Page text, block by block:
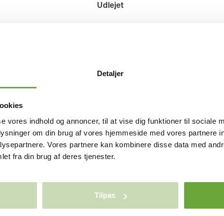
Detaljer
vores indhold og annoncer, til at vise dig funktioner til sociale
om din brug af vores hjemmeside med vores partnere
Vores partnere kan kombinere disse data med
fra din brug af deres tjenester.
Tilpas
Udlejet
rolige omfavnelse møder byens
rækkehuse. Her er ikke kun
udfolder sig i trygge
Boligen er skabt til at
De åbne terrasser og den
den stille morgenstund og de
hvor nærhed og tryghed er i
naboer, der stopper op for en snak,
Stuer